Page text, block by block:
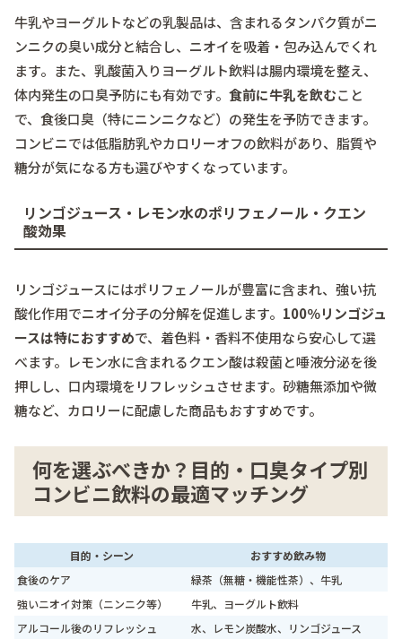
牛乳やヨーグルトなどの乳製品は、含まれるタンパク質がニ
ンニクの臭い成分と結合し、ニオイを吸着・包み込んでくれ
ます。また、乳酸菌入りヨーグルト飲料は腸内環境を整え、
体内発生の口臭予防にも有効です。 食前に牛乳を飲むこと
で、食後口臭（特にニンニクなど）の発生を予防できます。
コンビニでは低脂肪乳やカロリーオフの飲料があり、脂質や
糖分が気になる方も選びやすくなっています。
リンゴジュース・レモン水のポリフェノール・クエン
酸効果
リンゴジュースにはポリフェノールが豊富に含まれ、強い抗
酸化作用でニオイ分子の分解を促進します。 100％リンゴジュ
ースは特におすすめで、着色料・香料不使用なら安心して選
べます。レモン水に含まれるクエン酸は殺菌と唾液分泌を後
押しし、口内環境をリフレッシュさせます。砂糖無添加や微
糖など、カロリーに配慮した商品もおすすめです。
何を選ぶべきか？目的・口臭タイプ別
コンビニ飲料の最適マッチング
目的・シーン
おすすめ飲み物
食後のケア
緑茶（無糖・機能性茶）、牛乳
強いニオイ対策（ニンニク等）
牛乳、ヨーグルト飲料
アルコール後のリフレッシュ
水、レモン炭酸水、リンゴジュース